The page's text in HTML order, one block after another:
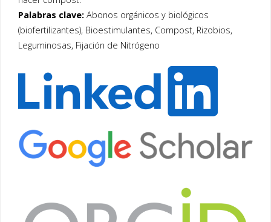
Palabras clave:Abonos orgánicos y biológicos
(biofertilizantes), Bioestimulantes, Compost, Rizobios,
Leguminosas, Fijación de Nitrógeno